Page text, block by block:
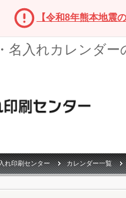
【令和8年熊本地震
名入れカレンダ
れ印刷センター カレンダー一覧